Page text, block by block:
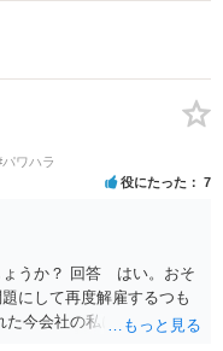
パワハラ
役にたった 7
うか？ 回答 はい。おそ
にして再度解雇するつも
た今会社の私に対する不当